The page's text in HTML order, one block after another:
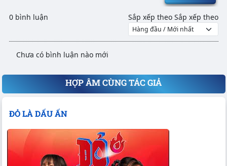
0 bình luận Sắp xếp theo Sắp xếp theo
Chưa có bình luận nào mới
HỢP ÂM CÙNG TÁC GIẢ
ĐỎ LÀ DẤU ẤN